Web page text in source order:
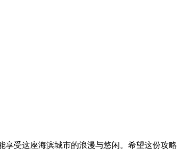
受这座海滨城市的浪漫与悠闲。希望这份攻